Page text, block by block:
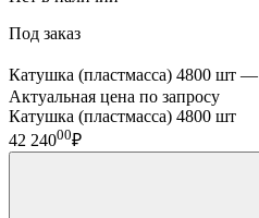
Под заказ
Катушка (пластмасса) 4800 шт —
Актуальная цена по запросу
Катушка (пластмасса) 4800 шт
42 24000₽